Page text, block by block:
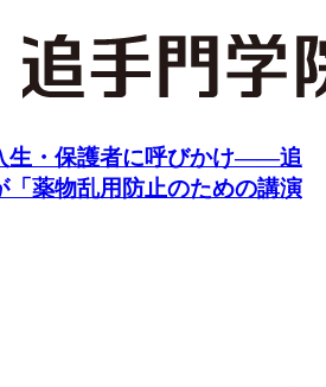
生・保護者に呼びかけ――追
「薬物乱用防止のための講演